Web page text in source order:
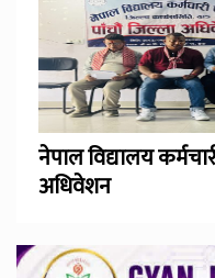
नेपाल विद्यालय
अधिवेशन